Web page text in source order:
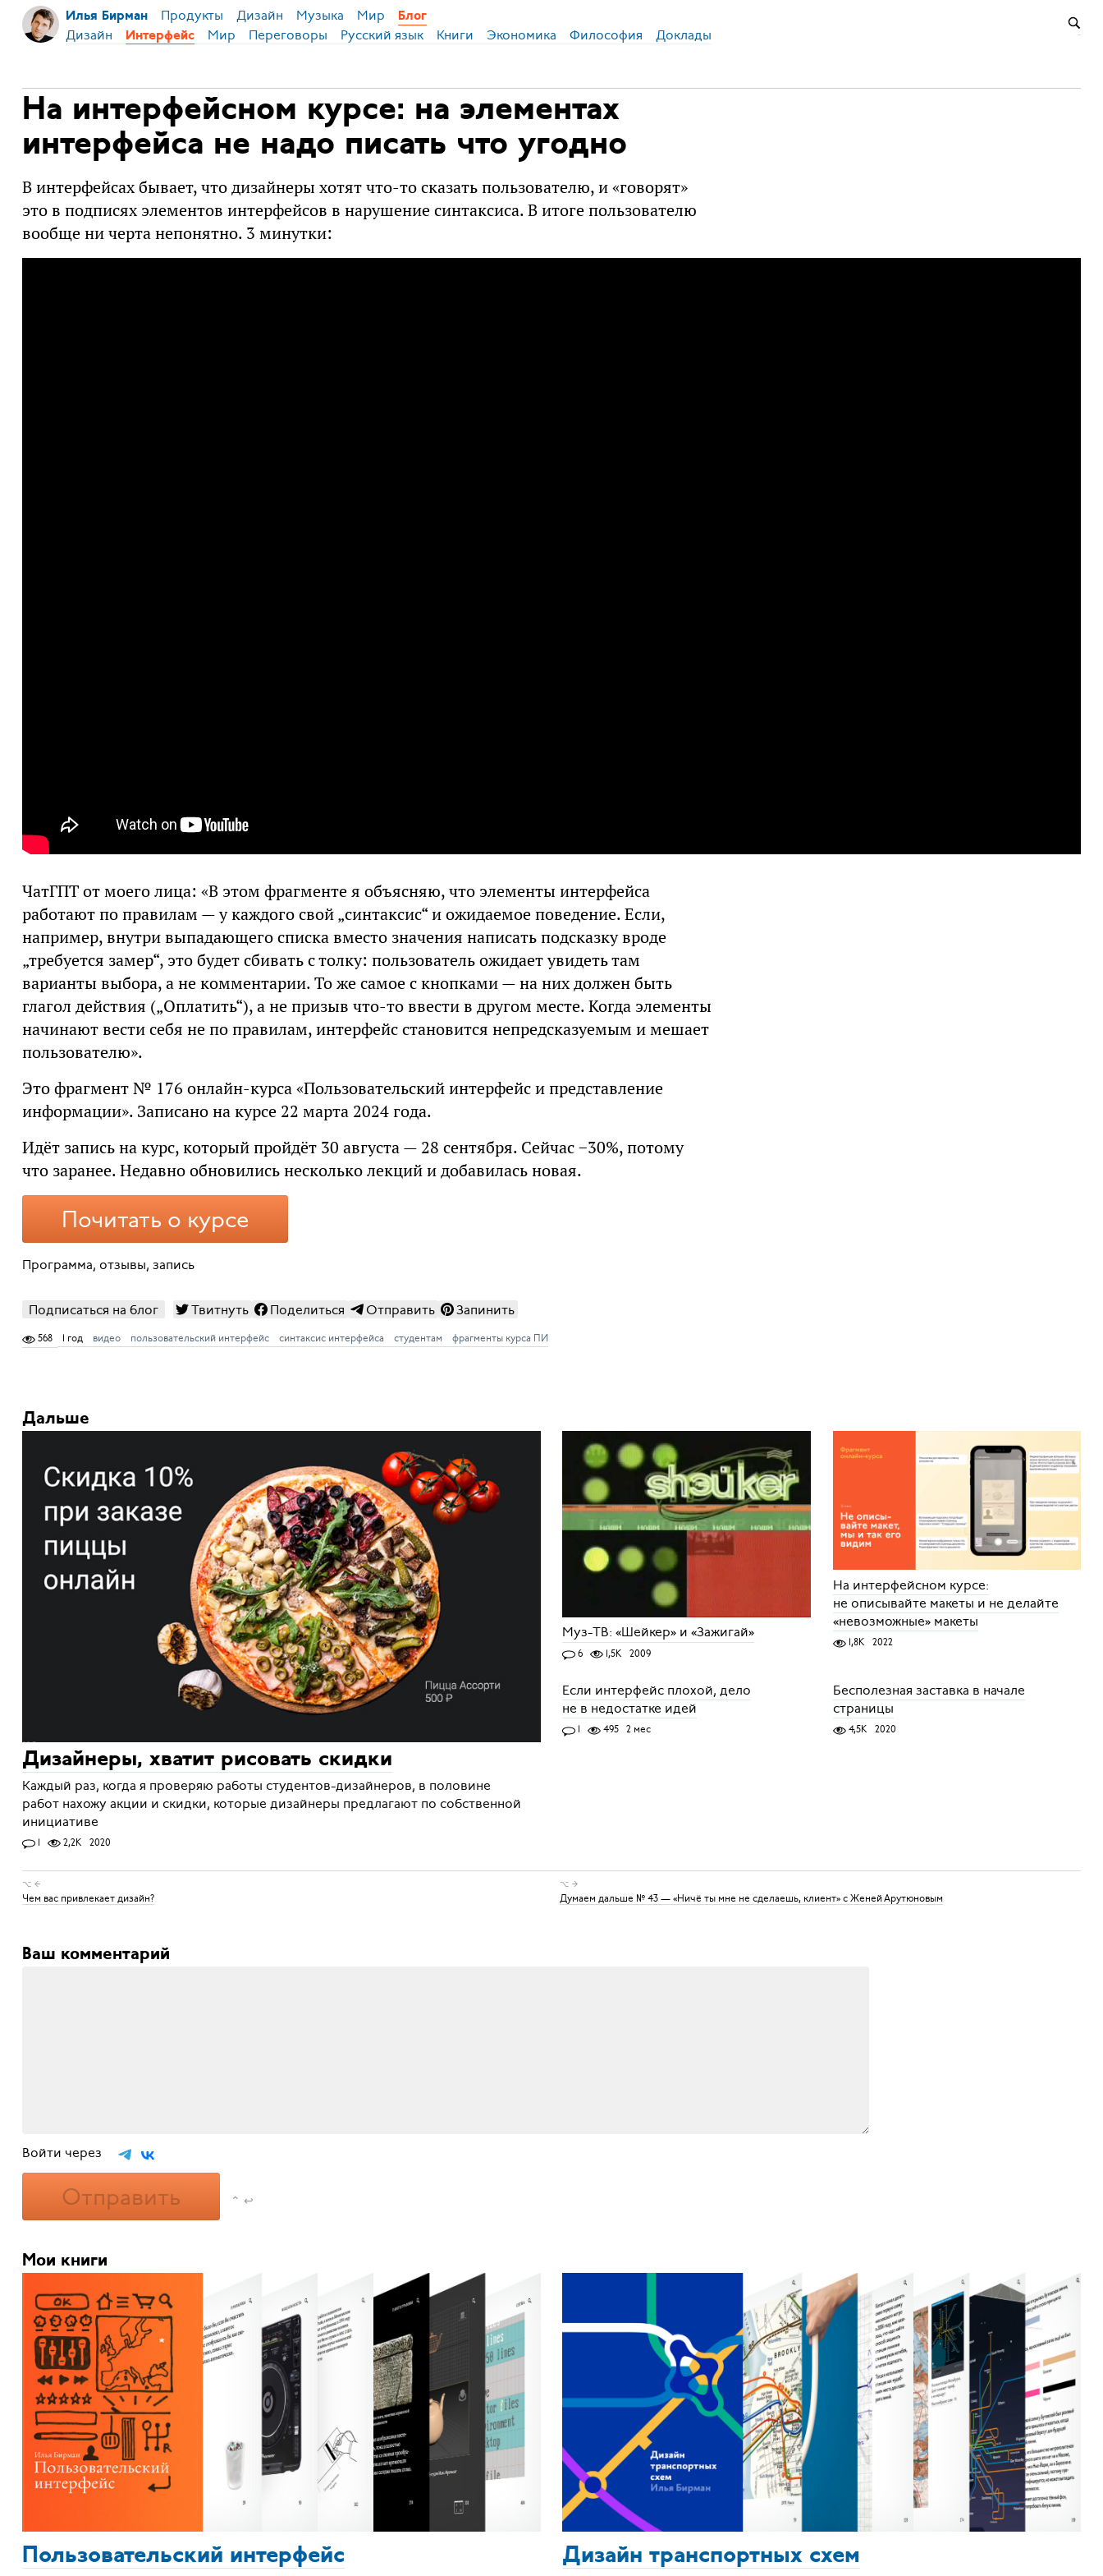
Илья Бирман Продукты Дизайн Музыка Мир Блог
Дизайн Интерфейс Мир Переговоры Русский язык Книги Экономика Философия Доклады
На интерфейсном курсе: на элементах
интерфейса не надо писать что угодно
В интерфейсах бывает, что дизайнеры хотят что-то сказать пользователю, и «говорят»
это в подписях элементов интерфейсов в нарушение синтаксиса. В итоге пользователю
вообще ни черта непонятно. 3 минутки:
ЧатГПТ от моего лица: «В этом фрагменте я объясняю, что элементы интерфейса
работают по правилам — у каждого свой „синтаксис“ и ожидаемое поведение. Если,
например, внутри выпадающего списка вместо значения написать подсказку вроде
„требуется замер“, это будет сбивать с толку: пользователь ожидает увидеть там
варианты выбора, а не комментарии. То же самое с кнопками — на них должен быть
глагол действия („Оплатить“), а не призыв что-то ввести в другом месте. Когда элементы
начинают вести себя не по правилам, интерфейс становится непредсказуемым и мешает
пользователю».
Это фрагмент № 176 онлайн-курса «Пользовательский интерфейс и представление
информации». Записано на курсе 22 марта 2024 года.
Идёт запись на курс, который пройдёт 30 августа — 28 сентября. Сейчас −30%, потому
что заранее. Недавно обновились несколько лекций и добавилась новая.
Почитать о курсе
Программа, отзывы, запись
Подписаться на блог Твитнуть Поделиться Отправить Запинить
568 1 год видео пользовательский интерфейс синтаксис интерфейса студентам фрагменты курса ПИ
Дальше
Дизайнеры, хватит рисовать скидки
Каждый раз, когда я проверяю работы студентов-дизайнеров, в половине
работ нахожу акции и скидки, которые дизайнеры предлагают по собственной
инициативе
1 2,2K 2020
Муз-ТВ: «Шейкер» и «Зажигай»
6 1,5K 2009
На интерфейсном курсе:
не описывайте макеты и не делайте
«невозможные» макеты
1,8K 2022
Если интерфейс плохой, дело
не в недостатке идей
1 495 2 мес
Бесполезная заставка в начале
страницы
4,5K 2020
⌥ ←
Чем вас привлекает дизайн?
⌥ →
Думаем дальше № 43 — «Ничё ты мне не сделаешь, клиент» с Женей Арутюновым
Ваш комментарий
Войти через
Отправить ⌃ ↩
Мои книги
Пользовательский интерфейс Дизайн транспортных схем